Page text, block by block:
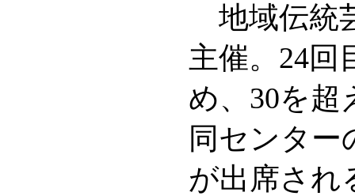
地域伝統
主催。24回
め、30を超
同センター
が出席され